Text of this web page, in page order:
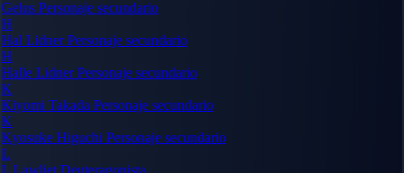
Gelus Personaje secundario
H
Hal LidnerPersonaje secundario
H
Halle LidnerPersonaje secundario
K
Kiyomi Takada Personaje secundario
K
Kyosuke Higuchi Personaje secundario
L
L Lawliet Deuteragonista